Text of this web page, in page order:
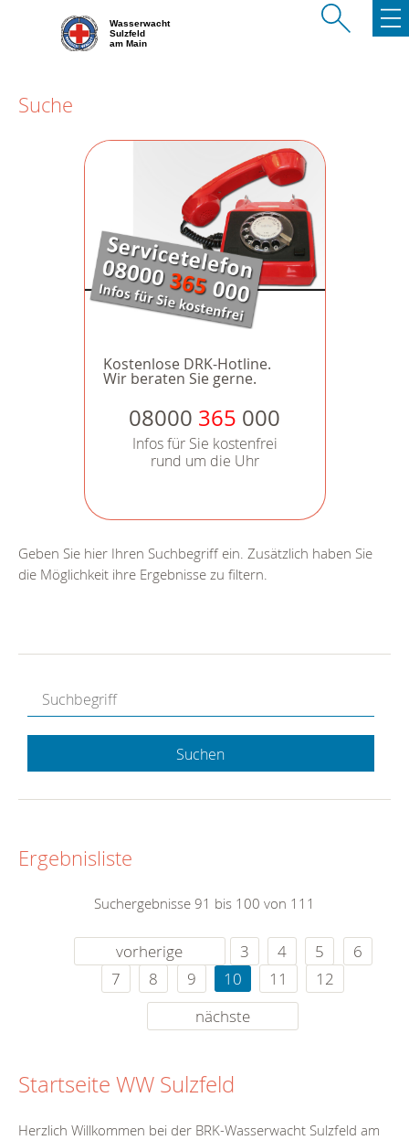
Wasserwacht
Sulzfeld
am Main
Suche
Kostenlose DRK-Hotline.
Wir beraten Sie gerne.
08000 365 000
Infos für Sie kostenfrei
rund um die Uhr
Geben Sie hier Ihren Suchbegriff ein. Zusätzlich haben Sie
die Möglichkeit ihre Ergebnisse zu filtern.
Suchen
Ergebnisliste
Suchergebnisse 91 bis 100 von 111
vorherige 3 4 5
6
7
8 9 10 11
12
nächste
Startseite WW Sulzfeld
Herzlich Willkommen bei der BRK-Wasserwacht Sulzfeld am